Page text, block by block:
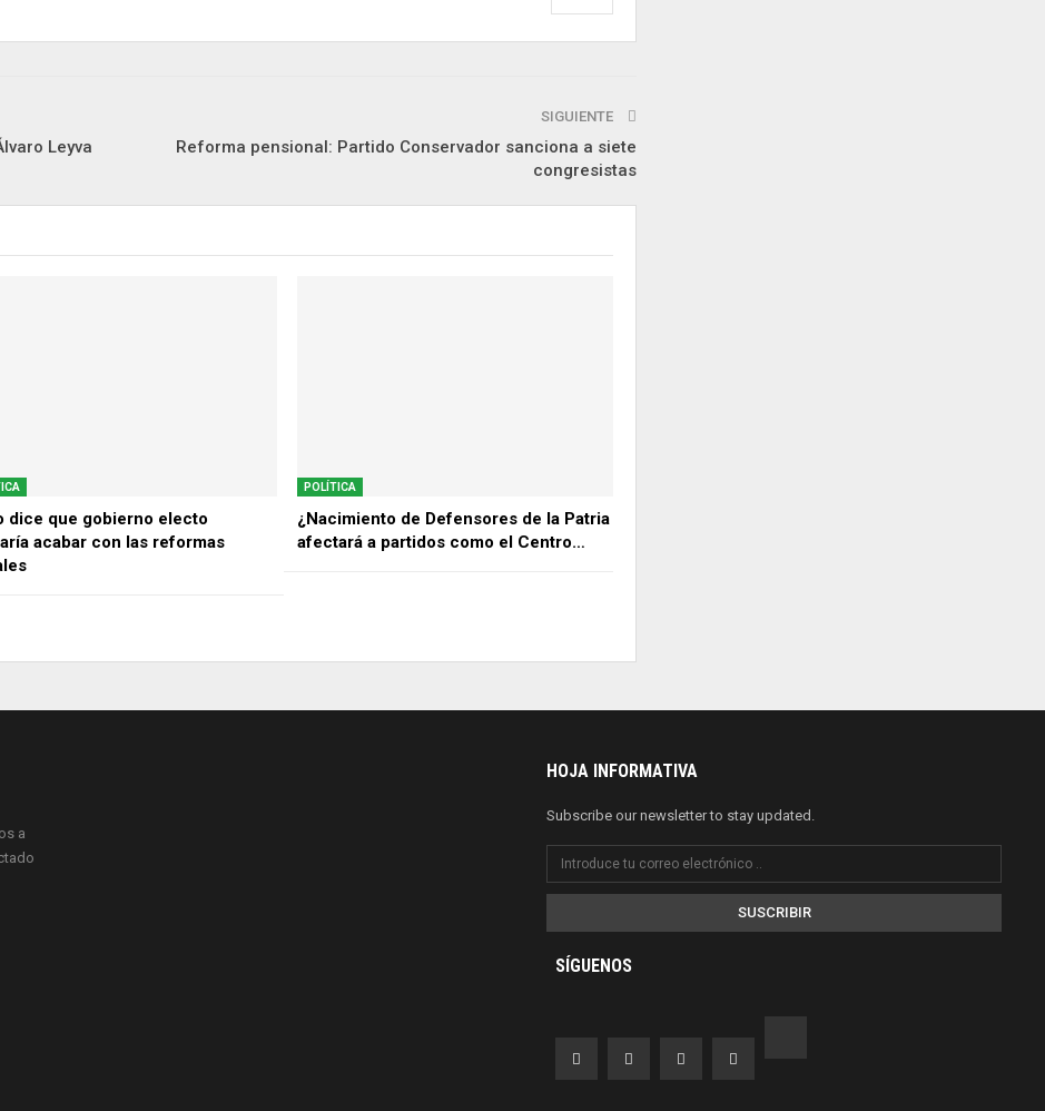
Leyva
SIGUIENTE
Reforma pensional: Partido Conservador sanciona a siete
congresistas
dice que gobierno electo
acabar con las reformas
POLÍTICA
¿Nacimiento de Defensores de la Patria
afectará a partidos como el Centro…
a
HOJA INFORMATIVA
Subscribe our newsletter to stay updated.
SUSCRIBIR
SÍGUENOS